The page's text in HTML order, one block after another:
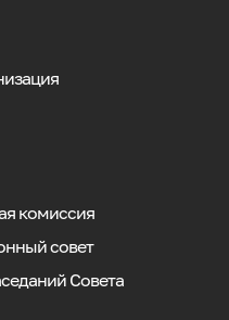
комиссия
совет
Совета